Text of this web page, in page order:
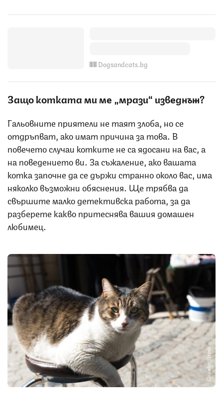
Dogsandcats.bg
Защо котката ми ме „мрази“ изведнъж?
Гальовните приятели не таят злоба, но се
отдръпват, ако имат причина за това. В
повечето случаи котките не са ядосани на вас, а
на поведението ви. За съжаление, ако вашата
котка започне да се държи странно около вас, има
няколко възможни обяснения. Ще трябва да
свършите малко детективска работа, за да
разберете какво притеснява вашия домашен
любимец.
Снимка: iStock